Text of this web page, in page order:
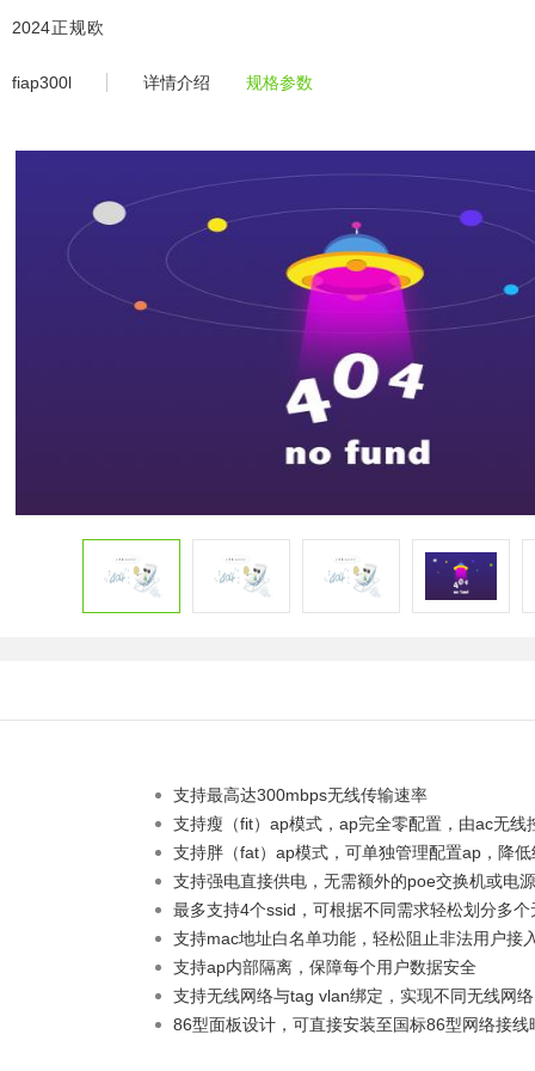
fiap300l -2024正规欧洲杯平台
2024正规欧
洲杯平
fiap300l 详情介绍 规格参数
支持最高达300mbps无线传输速率
支持瘦（fit）ap模式，ap完全零配置，由ac无线
支持胖（fat）ap模式，可单独管理配置ap，降
支持强电直接供电，无需额外的poe交换机或电
最多支持4个ssid，可根据不同需求轻松划分多个
支持mac地址白名单功能，轻松阻止非法用户接
支持ap内部隔离，保障每个用户数据安全
支持无线网络与tag vlan绑定，实现不同无线网
86型面板设计，可直接安装至国标86型网络接线